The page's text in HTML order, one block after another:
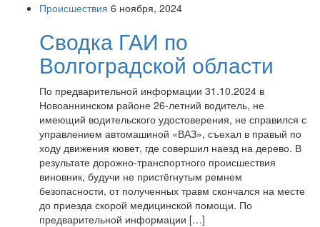
Происшествия 6 ноября, 2024
Сводка ГАИ по
Волгоградской области
По предварительной информации 31.10.2024 в
Новоаннинском районе 26-летний водитель, не
имеющий водительского удостоверения, не справился с
управлением автомашиной «ВАЗ», съехал в правый по
ходу движения кювет, где совершил наезд на дерево. В
результате дорожно-транспортного происшествия
виновник, будучи не пристёгнутым ремнем
безопасности, от полученных травм скончался на месте
до приезда скорой медицинской помощи. По
предварительной информации […]